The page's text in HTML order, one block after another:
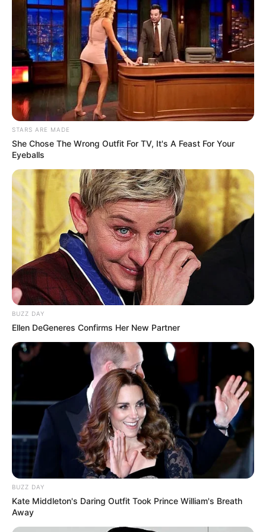
Ακολουθήστε το evianews.com στο
Google
News
ΤΑ ΠΙΟ ΔΗΜΟΦΙΛΗ
STARS ARE MADE
She Chose The Wrong Outfit For TV, It's A Feast For Your
Eyeballs
BUZZ DAY
Ellen DeGeneres Confirms Her New Partner
BUZZ DAY
Kate Middleton's Daring Outfit Took Prince William's Breath
Away